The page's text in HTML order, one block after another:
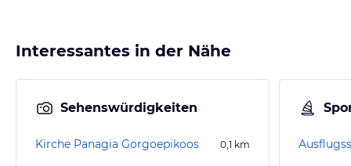
Interessantes in der Nähe
Sehenswürdigkeiten
Kirche Panagia Gorgoepikoos 0,1 km